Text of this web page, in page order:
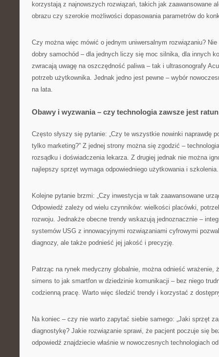
korzystają z najnowszych rozwiązań, takich jak zaawansowane
obrazu czy szerokie możliwości dopasowania parametrów do
Czy można więc mówić o jednym uniwersalnym rozwiązaniu?
dobry samochód – dla jednych liczy się moc silnika, dla innych
zwracają uwagę na oszczędność paliwa – tak i ultrasonografy
potrzeb użytkownika. Jednak jedno jest pewne – wybór
na lata.
Obawy i wyzwania – czy technologia zawsze jest
Często słyszy się pytanie: „Czy te wszystkie nowinki naprawdę
tylko marketing?” Z jednej strony można się zgodzić –
rozsądku i doświadczenia lekarza. Z drugiej jednak nie można
najlepszy sprzęt wymaga odpowiedniego użytkowania i szkolenia.
Kolejne pytanie brzmi: „Czy inwestycja w tak zaawansowane
Odpowiedź zależy od wielu czynników: wielkości placówki,
rozwoju. Jednakże obecne trendy wskazują jednoznacznie –
systemów USG z innowacyjnymi rozwiązaniami cyfrowymi
diagnozy, ale także podnieść jej jakość i precyzję.
Patrząc na rynek medyczny globalnie, można odnieść wrażenie,
simens to jak smartfon w dziedzinie komunikacji – bez niego
codzienną pracę. Warto więc śledzić trendy i korzystać z
Na koniec – czy nie warto zapytać siebie samego: „Jaki sprzęt
diagnostykę? Jakie rozwiązanie sprawi, że pacjent poczuje się
odpowiedź znajdziecie właśnie w nowoczesnych technologiach